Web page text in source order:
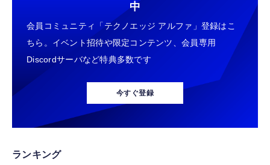
中
会員コミュニティ「テクノエッジ アルファ」登録はこ
ちら。イベント招待や限定コンテンツ、会員専用
Discordサーバなど特典多数です
今すぐ登録
ランキング